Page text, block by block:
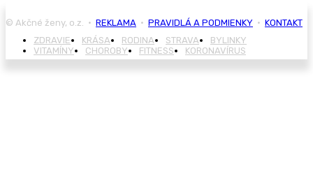
© Akčné ženy, o.z. • REKLAMA • PRAVIDLÁ A PODMIENKY • KONTAKT
ZDRAVIE
KRÁSA RODINA STRAVA
BYLINKY
VITAMÍNY
CHOROBY FITNESS KORONAVÍRUS